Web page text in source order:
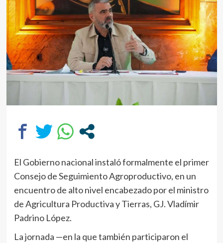
El Gobierno nacional instaló formalmente el primer
Consejo de Seguimiento Agroproductivo, en un
encuentro de alto nivel encabezado por el ministro
de Agricultura Productiva y Tierras, GJ. Vladímir
Padrino López.
La jornada —en la que también participaron el